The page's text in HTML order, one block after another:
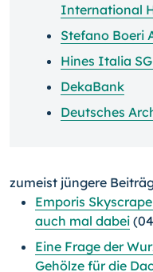
International
Stefano Boeri
Hines Italia
DekaBank
Deutsches
zumeist jüngere
Emporis
auch mal dabei
Eine Frage der
Gehölze für die